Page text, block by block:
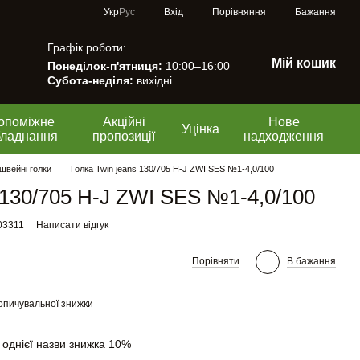
УкрРус Вхід Порівняння Бажання
Графік роботи:
Понеділок-п'ятниця: 10:00–16:00
Субота-неділя: вихідні
Мій кошик
Акційні
пропозиції
Уцінка
Нове
надходження
голки Голка Twin jeans 130/705 H-J ZWI SES №1-4,0/100
705 H-J ZWI SES №1-4,0/100
Написати відгук
Порівняти В бажання
знижки
назви знижка 10%